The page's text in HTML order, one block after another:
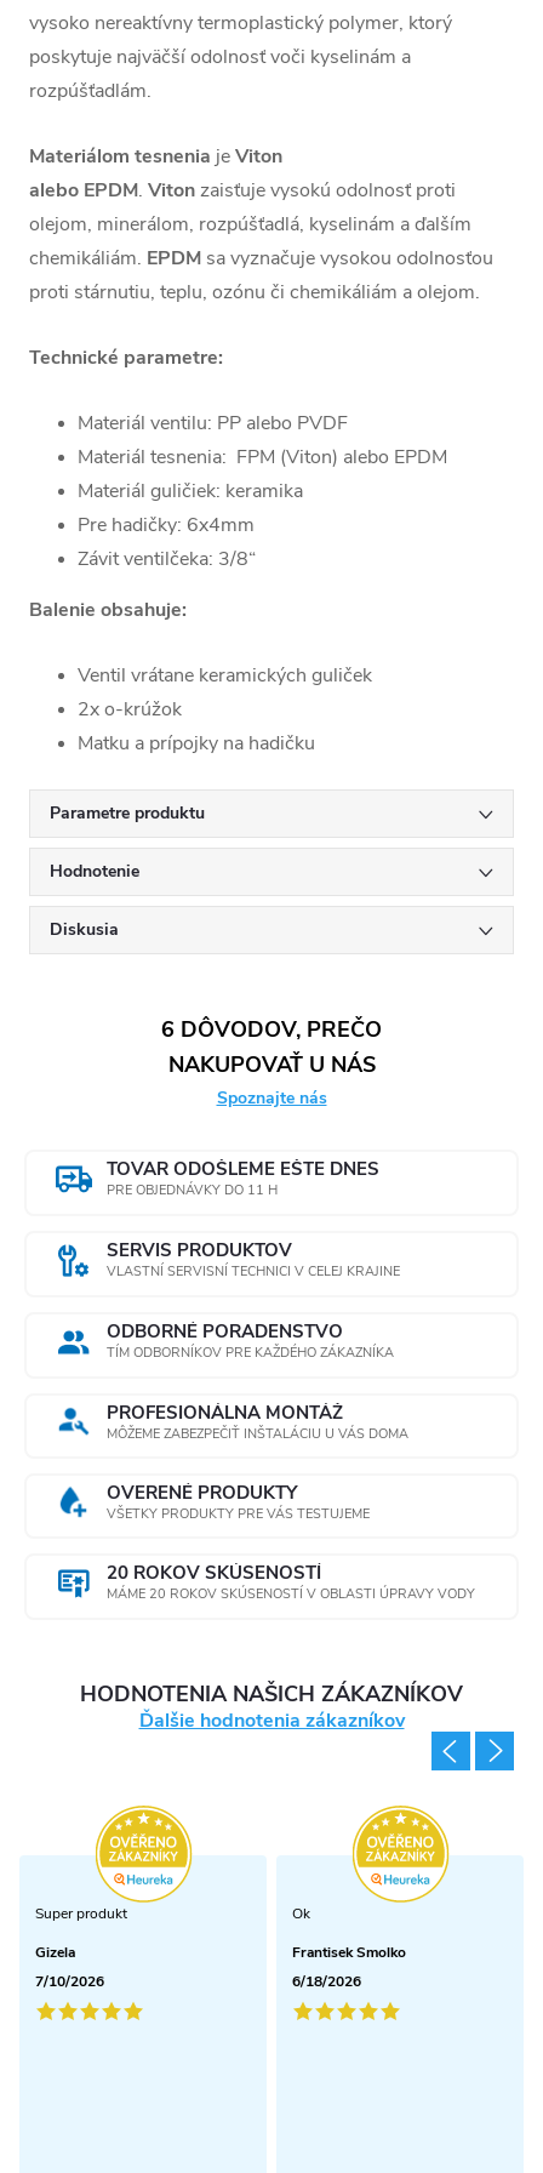
vysoko nereaktívny termoplastický polymer, ktorý
poskytuje najväčší odolnosť voči kyselinám a
rozpúšťadlám.
Materiálom tesnenia jeViton
alebo EPDM. Vitonzaisťuje vysokú odolnosť proti
olejom, minerálom, rozpúšťadlá, kyselinám a ďalším
chemikáliám. EPDM sa vyznačuje vysokou odolnosťou
proti stárnutiu, teplu, ozónu či chemikáliám a olejom.
Technické parametre:
Materiál ventilu: PP alebo PVDF
Materiál tesnenia: FPM (Viton) alebo EPDM
Materiál guličiek: keramika
Pre hadičky: 6x4mm
Závit ventilčeka: 3/8“
Balenie obsahuje:
Ventil vrátane keramických guliček
2x o-krúžok
Matku a prípojky na hadičku
Parametre produktu
Hodnotenie
Diskusia
6 DÔVODOV, PREČO
NAKUPOVAŤ U NÁS
Spoznajte nás
TOVAR ODOŠLEME EŠTE DNES
PRE OBJEDNÁVKY DO 11 H
SERVIS PRODUKTOV
VLASTNÍ SERVISNÍ TECHNICI V CELEJ KRAJINE
ODBORNÉ PORADENSTVO
TÍM ODBORNÍKOV PRE KAŽDÉHO ZÁKAZNÍKA
PROFESIONÁLNA MONTÁŽ
MÔŽEME ZABEZPEČIŤ INŠTALÁCIU U VÁS DOMA
OVERENÉ PRODUKTY
VŠETKY PRODUKTY PRE VÁS TESTUJEME
20 ROKOV SKÚSENOSTÍ
MÁME 20 ROKOV SKÚSENOSTÍ V OBLASTI ÚPRAVY VODY
HODNOTENIA NAŠICH ZÁKAZNÍKOV
Ďalšie hodnotenia zákazníkov
Super produkt
Gizela
7/10/2026
Ok
Frantisek Smolko
6/18/2026